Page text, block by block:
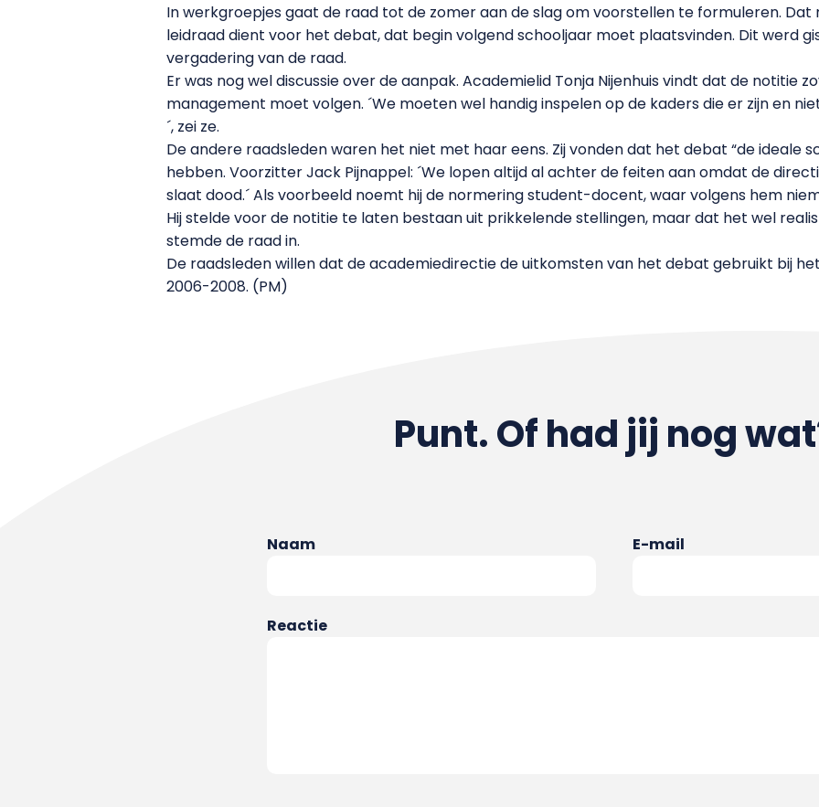
In werkgroepjes gaat de raad tot de zomer aan de slag om voorstellen te formuleren.
leidraad dient voor het debat, dat begin volgend schooljaar moet plaatsvinden. Dit werd
vergadering van de raad.
Er was nog wel discussie over de aanpak. Academielid Tonja Nijenhuis vindt dat de notitie
management moet volgen. ´We moeten wel handig inspelen op de kaders die er zijn en
´, zei ze.
De andere raadsleden waren het niet met haar eens. Zij vonden dat het debat “de ideale
hebben. Voorzitter Jack Pijnappel: ´We lopen altijd al achter de feiten aan omdat de
slaat dood.´ Als voorbeeld noemt hij de normering student-docent, waar volgens hem
Hij stelde voor de notitie te laten bestaan uit prikkelende stellingen, maar dat het wel
stemde de raad in.
De raadsleden willen dat de academiedirectie de uitkomsten van het debat gebruikt bij
2006-2008. (PM)
Punt. Of had jij nog
Naam E-mail
Reactie